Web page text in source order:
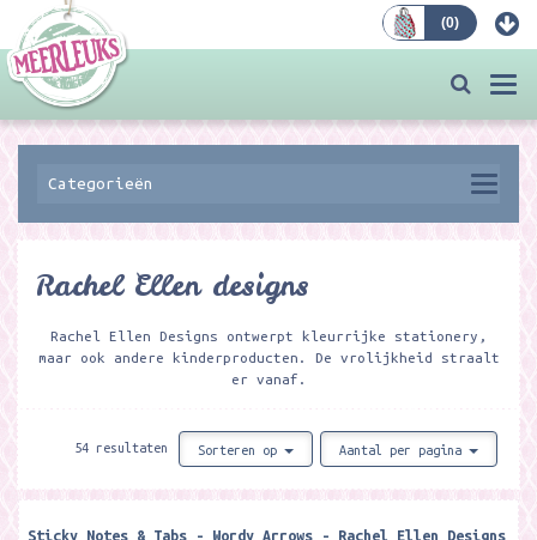
(0)
Categorieën
Rachel Ellen designs
Rachel Ellen Designs ontwerpt kleurrijke stationery,
maar ook andere kinderproducten. De vrolijkheid straalt
er vanaf.
54 resultaten Sorteren op Aantal per pagina
Sticky Notes & Tabs - Wordy Arrows - Rachel Ellen Designs